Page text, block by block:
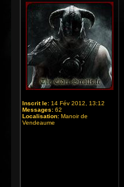
Inscrit le: 14 Fév 2012, 13:12
Messages: 62
Localisation: Manoir de
Vendeaume